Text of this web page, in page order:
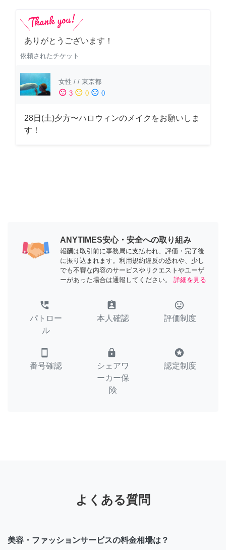
ありがとうございます！
依頼されたチケット
女性 / / 東京都
sentiment_satisfied 3 sentiment_neutral 0 sentiment_dissatisfied 0
28日(土)夕方〜ハロウィンのメイクをお願いしま
す！
ANYTIMES安心・安全への取り組み
報酬は取引前に事務局に支払われ、評価・完了後
に振り込まれます。利用規約違反の恐れや、少し
でも不審な内容のサービスやリクエストやユーザ
ーがあった場合は通報してください。
詳細を見る
perm_phone_msg
パトロー
ル
assignment_ind
本人確認
tag_faces
評価制度
smartphone
番号確認
lock
シェアワ
ーカー保
険
stars
認定制度
よくある質問
美容・ファッションサービスの料金相場は？